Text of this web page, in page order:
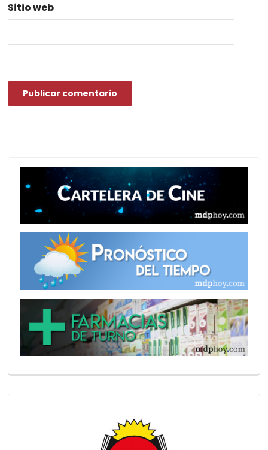
Sitio web